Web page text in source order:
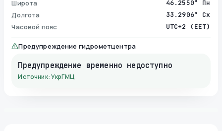
Широта
46.2550° Пн
Долгота 33.2906° Сх
Часовой пояс UTC+2 (EET)
Предупреждение гидрометцентра
Предупреждение временно недоступно
Источник: УкрГМЦ